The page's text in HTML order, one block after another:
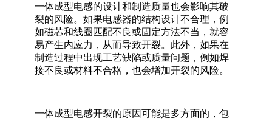
一体成型电感的设计和制造质量也会影响其破
裂的风险。如果电感器的结构设计不合理，例
如磁芯和线圈匹配不良或固定方法不当，就容
易产生内应力，从而导致开裂。此外，如果在
制造过程中出现工艺缺陷或质量问题，例如焊
接不良或材料不合格，也会增加开裂的风险。
一体成型电感开裂的原因可能是多方面的，包